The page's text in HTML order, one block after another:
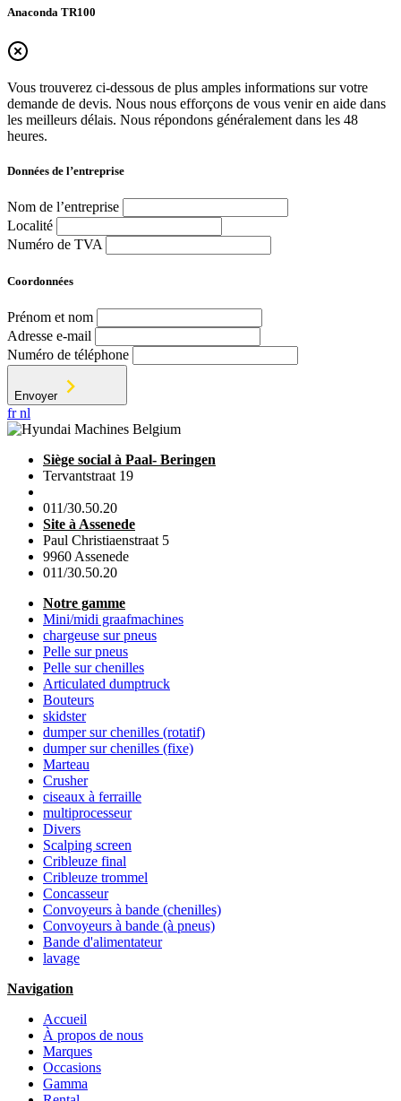
Anaconda TR100
Vous trouverez ci-dessous de plus amples informations sur votre
demande de devis. Nous nous efforçons de vous venir en aide dans
les meilleurs délais. Nous répondons généralement dans les 48
heures.
Données de l’entreprise
Nom de l’entreprise
Localité
Numéro de TVA
Coordonnées
Prénom et nom
Adresse e-mail
Numéro de téléphone
Envoyer
frnl
Siège social à Paal- Beringen
Tervantstraat 19
011/30.50.20
Site à Assenede
Paul Christiaenstraat 5
9960 Assenede
011/30.50.20
Notre gamme
Mini/midi graafmachines
chargeuse sur pneus
Pelle sur pneus
Pelle sur chenilles
Articulated dumptruck
Bouteurs
skidster
dumper sur chenilles (rotatif)
dumper sur chenilles (fixe)
Marteau
Crusher
ciseaux à ferraille
multiprocesseur
Divers
Scalping screen
Cribleuze final
Cribleuze trommel
Concasseur
Convoyeurs à bande (chenilles)
Convoyeurs à bande (à pneus)
Bande d'alimentateur
lavage
Navigation
Accueil
À propos de nous
Marques
Occasions
Gamma